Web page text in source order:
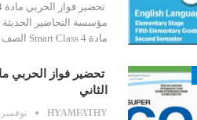
مؤسسة التحاضير الحديثة
مادة Smart Class 4 الصف الخامس الابتدائي الفصل الدراسي الثاني…
الثاني
HYAMFATHY نوفمبر 27, 2021